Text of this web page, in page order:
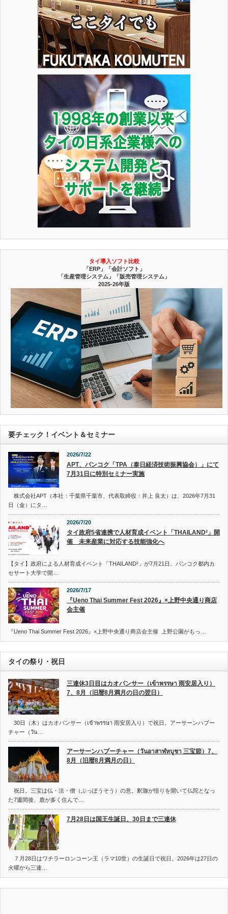
タイ導入ソフト比較
「ERP」「会計ソフト」
「生産管理システム」「販売管理システム」
2025-26年版
要チェック！イベント＆セミナー
2026/7/22
APT、バンコク「TPA（泰日経済技術振興協会）」にて
7月31日に特別セミナー実施
株式会社APT（本社：千葉県千葉市、代表取締役：井上 良太）は、2026年7月31
日（金）にタ…
2026/7/20
タイ政府5省連携で人材育成イベント「THAILAND²」開
催 未来産業に対応する技能強化へ
【タイ】政府による人材育成イベント「THAILAND²」が7月21日、バンコク都内カ
セサート大学で開…
2026/7/17
『Ueno Thai Summer Fest 2026』×上野中央通り商店
会主催
『Ueno Thai Summer Fest 2026』×上野中央通り商店会主催 上野公園がもっ…
タイの祭り・祝日
三連休3日目はカオパンサー（เข้าพรรษา 雨安居入り）
7、8月（旧暦8月満月の日の翌日）
30日（木）はカオパンサー（เข้าพรรษา 雨安居入り）で祝日。アーサーンハブー
チャー（วัน…
アーサーンハブーチャー（วันอาสาฬหบูชา 三宝節）7、
8月（旧暦8月満月の日）
祝日。三宝は仏・法・僧（ぶっぽうそう）の意。釈迦が悟りを開いて仏陀となっ
た7週間後、鹿が多く住んで…
7月28日は国王生誕日、30日まで三連休
７月28日はワチラーロンコーン王（ラマ10世）の生誕日で祝日。2026年は27日の
火曜から三連…